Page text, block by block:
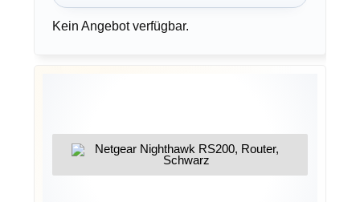
Kein Angebot verfügbar.